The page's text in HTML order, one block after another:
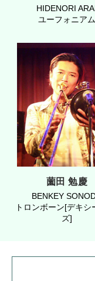
HIDENORI ARAI
ユーフォニアム
薗田 勉慶
BENKEY
トロンボーン[デキシ
ズ]